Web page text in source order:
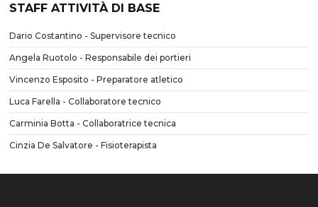
STAFF ATTIVITÀ DI BASE
Dario Costantino - Supervisore tecnico
Angela Ruotolo - Responsabile dei portieri
Vincenzo Esposito - Preparatore atletico
Luca Farella - Collaboratore tecnico
Carminia Botta - Collaboratrice tecnica
Cinzia De Salvatore - Fisioterapista